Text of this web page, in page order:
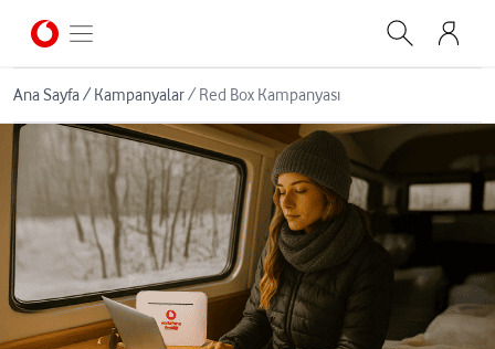
Ana Sayfa/ Kampanyalar/ Red Box Kampanyası
sasas